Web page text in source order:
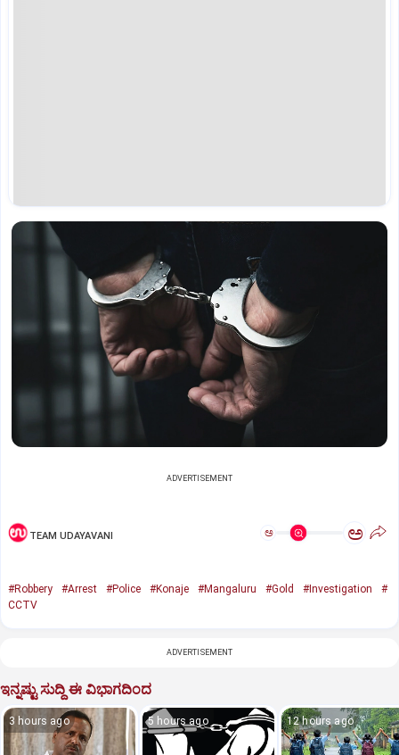
ADVERTISEMENT
TEAM UDAYAVANI ಅ ಅ
#Robbery #Arrest #Police #Konaje #Mangaluru #Gold #Investigation
#
CCTV
ADVERTISEMENT
ಇನ್ನಷ್ಟು ಸುದ್ದಿ ಈ ವಿಭಾಗದಿಂದ
3 hours ago 5 hours ago 12 hours ago